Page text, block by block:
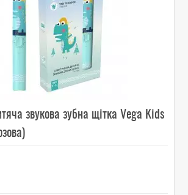
звукова зубна щітка Vega Kids